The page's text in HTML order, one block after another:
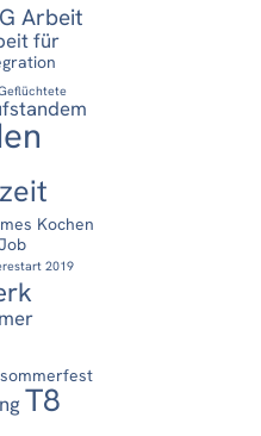
Arbeit
für
Kochen
2019
sommerfest
T8